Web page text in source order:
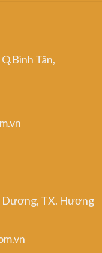
Tân,
Dương, TX. Hương